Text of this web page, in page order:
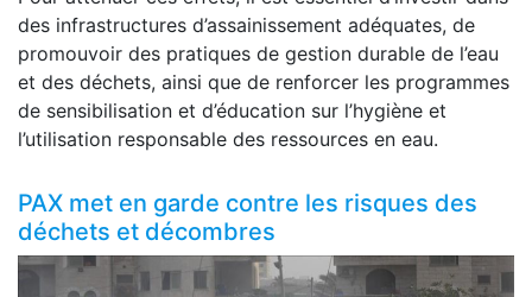
des infrastructures d’assainissement adéquates, de
promouvoir des pratiques de gestion durable de l’eau
et des déchets, ainsi que de renforcer les programmes
de sensibilisation et d’éducation sur l’hygiène et
l’utilisation responsable des ressources en eau.
PAX met en garde contre les risques des
déchets et décombres